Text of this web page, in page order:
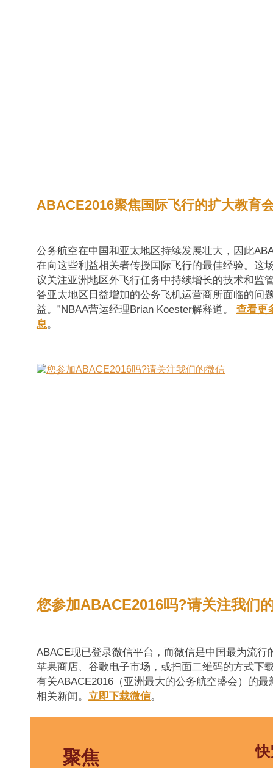
ABACE2016聚焦国际飞行的扩大教育
公务航空在中国和亚太地区持续发展壮大，因此
在向这些利益相关者传授国际飞行的最佳经验。这
议关注亚洲地区外飞行任务中持续增长的技术和监
答亚太地区日益增加的公务飞机运营商所面临的问
益。”NBAA营运经理Brian Koester解释道。 查看更
息。
您参加ABACE2016吗?请关注我们
ABACE现已登录微信平台，而微信是中国最为流
苹果商店、谷歌电子市场，或扫面二维码的方式下
有关ABACE2016（亚洲最大的公务航空盛会）的
相关新闻。 立即下载微信。
聚焦 快